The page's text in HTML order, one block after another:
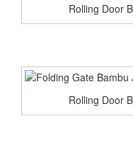
Rolling Door
Rolling Door